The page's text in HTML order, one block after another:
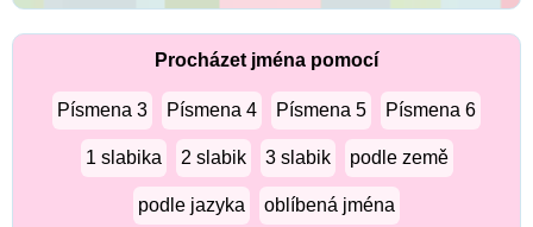
Procházet jména pomocí
Písmena 3 Písmena 4 Písmena 5 Písmena 6
1 slabika 2 slabik 3 slabik podle země
podle jazyka oblíbená jména